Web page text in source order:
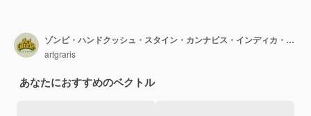
ゾンビ・ハンドクッシュ・スタイン・カンナビス・インディカ・ハイブリッド イラスト
artgraris
あなたにおすすめのベクトル